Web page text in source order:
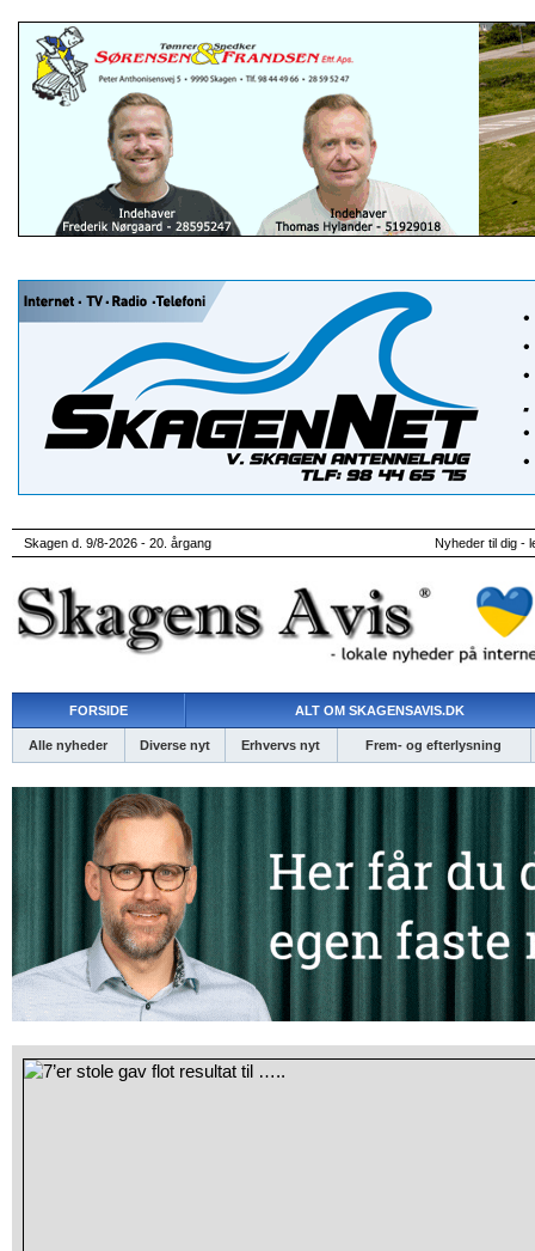
Skagen d. 9/8-2026 - 20. årgang Nyheder til dig -
FORSIDE ALT OM SKAGENSAVIS.DK
Alle nyheder Diverse nyt Erhvervs nyt Frem- og efterlysning